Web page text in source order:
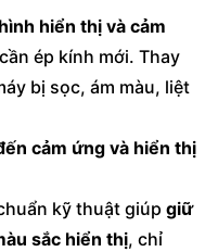
hiển thị và cảm
ép kính mới. Thay
bị sọc, ám màu, liệt
cảm ứng và hiển thị
kỹ thuật giúp giữ
sắc hiển thị, chỉ